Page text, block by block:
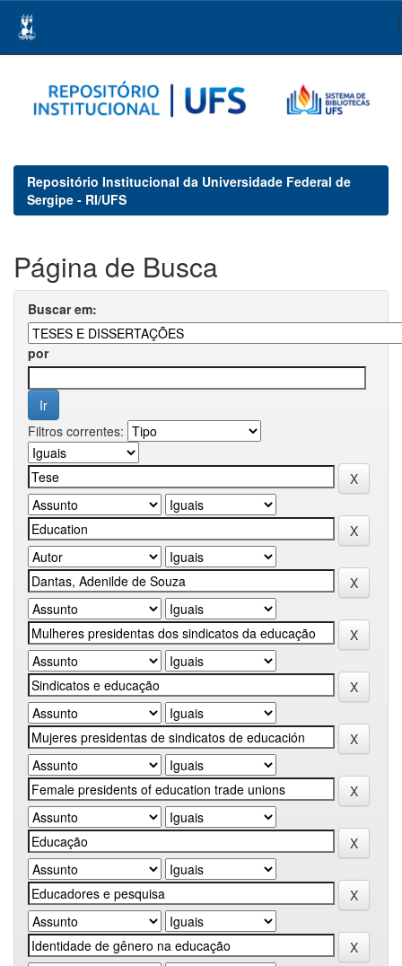
navigation
Repositório Institucional da Universidade Federal de
Sergipe - RI/UFS
Página de Busca
Buscar em:
por
Filtros correntes: